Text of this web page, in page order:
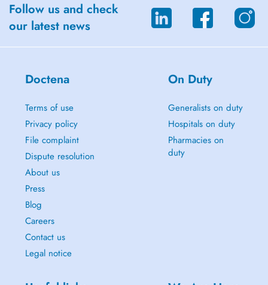
Follow us and check
our latest news
Doctena
Terms of use
Privacy policy
File complaint
Dispute resolution
About us
Press
Blog
Careers
Contact us
Legal notice
On Duty
Generalists on duty
Hospitals on duty
Pharmacies on
duty